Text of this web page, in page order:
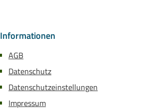
Informationen
AGB
Datenschutz
Datenschutzeinstellungen
Impressum